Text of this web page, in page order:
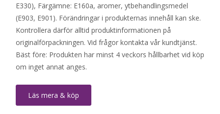
E330), Färgämne: E160a, aromer, ytbehandlingsmedel
(E903, E901). Förändringar i produkternas innehåll kan ske.
Kontrollera därför alltid produktinformationen på
originalförpackningen. Vid frågor kontakta vår kundtjänst.
Bäst före: Produkten har minst 4 veckors hållbarhet vid köp
om inget annat anges.
Läs mera & köp